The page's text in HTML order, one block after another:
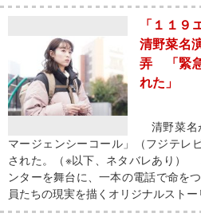
「１１９
清野菜名
弄 「緊
れた」
清野菜名
マージェンシーコール」（フジテレ
された。（※以下、ネタバレあり）
ンターを舞台に、一本の電話で命を
員たちの現実を描くオリジナルストー